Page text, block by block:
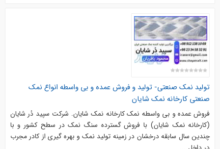
تولید نمک صنعتی- تولید و فروش عمده و بی واسطه انواع نمک
صنعتی کارخانه نمک شایان
فروش عمده و بی واسطه نمک کارخانه نمک شایان. شرکت سپید دُر شایان
(کارخانه نمک شایان) با فروش گسترده سنگ نمک در سطح کشور و با
چندین سال سابقه درخشان در زمینه تولید نمک و بهره گیری از کادر مجرب